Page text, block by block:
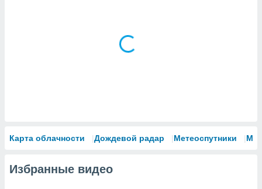
Карта облачности Дождевой радар Метеоспутники
Избранные видео